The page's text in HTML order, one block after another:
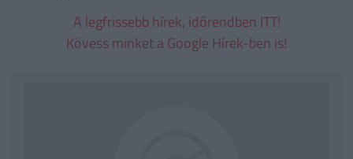
A legfrissebb hírek, időrendben ITT!
Kövess minket a Google Hírek-ben is!